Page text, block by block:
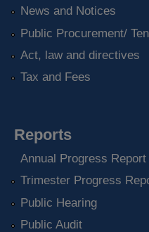
News and Notices
Public Procurement/
Act, law and directives
Tax and Fees
Reports
Annual Progress Report
Trimester Progress
Public Hearing
Public Audit